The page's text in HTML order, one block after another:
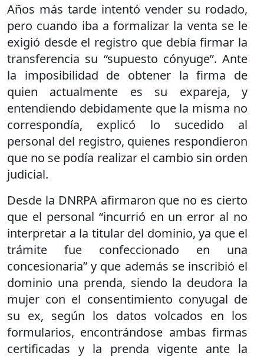
Años más tarde intentó vender su rodado,
pero cuando iba a formalizar la venta se le
exigió desde el registro que debía firmar la
transferencia su “supuesto cónyuge”. Ante
la imposibilidad de obtener la firma de
quien actualmente es su expareja, y
entendiendo debidamente que la misma no
correspondía, explicó lo sucedido al
personal del registro, quienes respondieron
que no se podía realizar el cambio sin orden
judicial.
Desde la DNRPA afirmaron que no es cierto
que el personal “incurrió en un error al no
interpretar a la titular del dominio, ya que el
trámite fue confeccionado en una
concesionaria” y que además se inscribió el
dominio una prenda, siendo la deudora la
mujer con el consentimiento conyugal de
su ex, según los datos volcados en los
formularios, encontrándose ambas firmas
certificadas y la prenda vigente ante la